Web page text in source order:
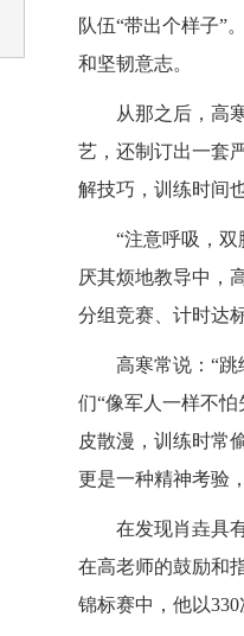
队伍“带出个样子”
和坚韧意志。
从那之后，高
艺，还制订出一套
解技巧，训练时间
“注意呼吸，
厌其烦地教导中，
分组竞赛、计时达
高寒常说：“
们“像军人一样不
皮散漫，训练时常
更是一种精神考验
在发现肖垚具
在高老师的鼓励和
锦标赛中，他以